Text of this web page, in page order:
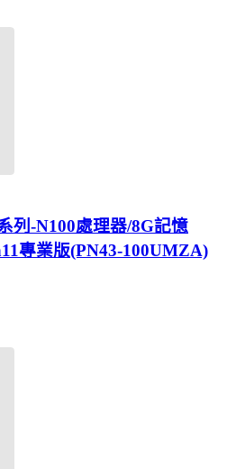
列-N100處理器/8G記憶
專業版(PN43-100UMZA)